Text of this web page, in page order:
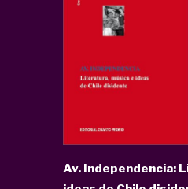
Av. Independencia: